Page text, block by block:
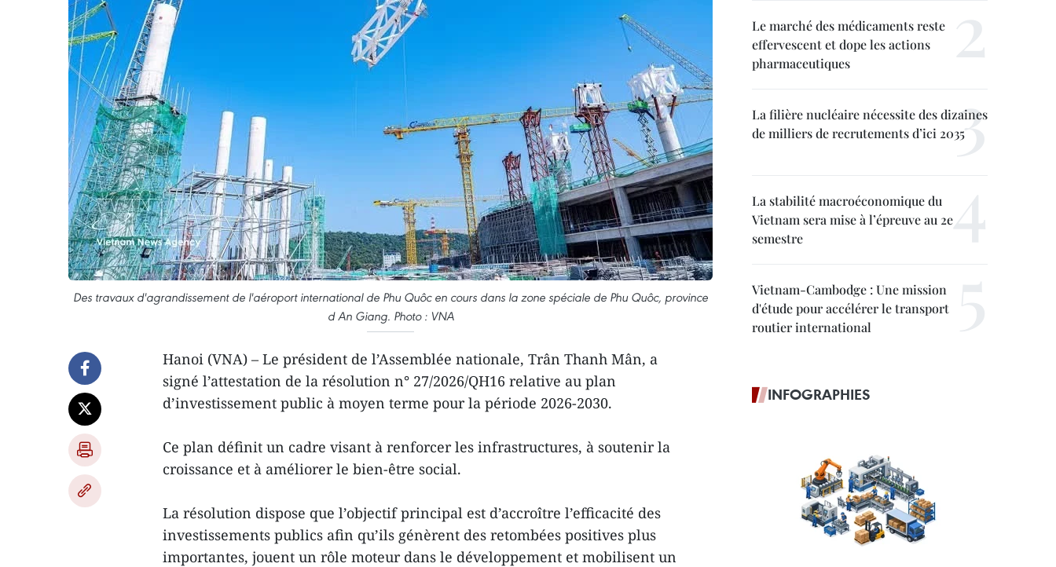
Des travaux d'agrandissement de l'aéroport international de Phu Quôc en cours dans la zone spéciale de Phu Quôc, province
d An Giang. Photo : VNA
Hanoi (VNA) – Le président de l’Assemblée nationale, Trân Thanh Mân, a
signé l’attestation de la résolution n° 27/2026/QH16 relative au plan
d’investissement public à moyen terme pour la période 2026-2030.
Ce plan définit un cadre visant à renforcer les infrastructures, à soutenir la
croissance et à améliorer le bien-être social.
La résolution dispose que l’objectif principal est d’accroître l’efficacité des
investissements publics afin qu’ils génèrent des retombées positives plus
importantes, jouent un rôle moteur dans le développement et mobilisent un
Le marché des médicaments reste
effervescent et dope les actions
pharmaceutiques
La filière nucléaire nécessite des dizaines
de milliers de recrutements d’ici 2035
La stabilité macroéconomique du
Vietnam sera mise à l’épreuve au 2e
semestre
Vietnam-Cambodge : Une mission
d'étude pour accélérer le transport
routier international
INFOGRAPHIES